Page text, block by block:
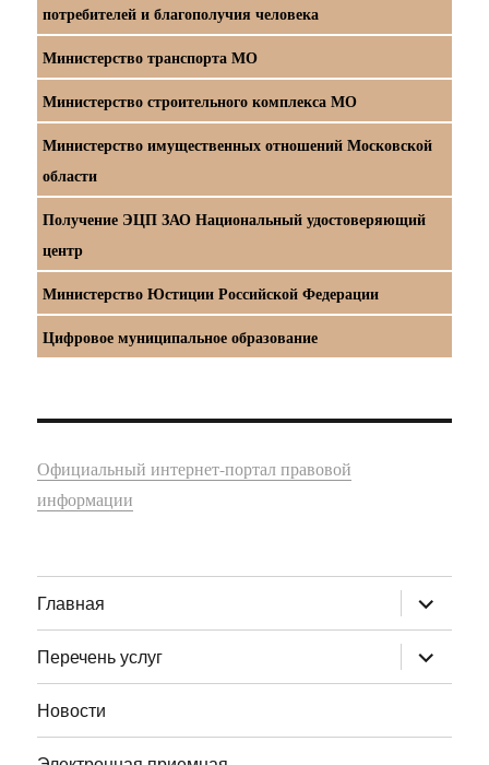
потребителей и благополучия человека
Министерство транспорта МО
Министерство строительного комплекса МО
Министерство имущественных отношений Московской
области
Получение ЭЦП ЗАО Национальный удостоверяющий
центр
Министерство Юстиции Российской Федерации
Цифровое муниципальное образование
Официальный интернет-портал правовой
информации
Главная раскрыть
дочернее
меню
Перечень услуг
раскрыть
дочернее
меню
Новости